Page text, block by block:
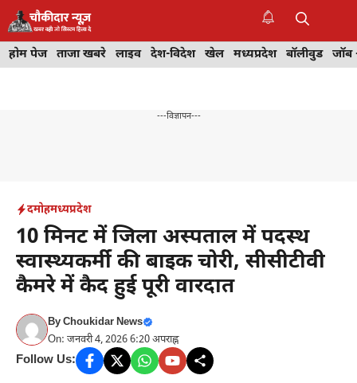
Skip
to
content
होम पेज ताजा खबरे लाइव देश-विदेश खेल मध्यप्रदेश बॉलीवुड
---विज्ञापन---
दमोहमध्यप्रदेश
10 मिनट में जिला अस्पताल में पदस्थ
स्वास्थ्यकर्मी की बाइक चोरी, सीसीटीवी
कैमरे में कैद हुई पूरी वारदात
ByChoukidar News
On: जनवरी 4, 2026 6:20 अपराह्न
Follow Us: